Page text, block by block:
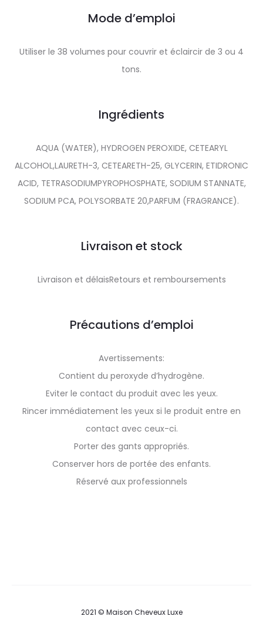
Mode d’emploi
Utiliser le 38 volumes pour couvrir et éclaircir de 3 ou 4
tons.
Ingrédients
AQUA (WATER), HYDROGEN PEROXIDE, CETEARYL
ALCOHOL,LAURETH-3, CETEARETH-25, GLYCERIN, ETIDRONIC
ACID, TETRASODIUMPYROPHOSPHATE, SODIUM STANNATE,
SODIUM PCA, POLYSORBATE 20,PARFUM (FRAGRANCE).
Livraison et stock
Livraison et délaisRetours et remboursements
Précautions d’emploi
Avertissements:
Contient du peroxyde d’hydrogène.
Eviter le contact du produit avec les yeux.
Rincer immédiatement les yeux si le produit entre en
contact avec ceux-ci.
Porter des gants appropriés.
Conserver hors de portée des enfants.
Réservé aux professionnels
2021 © Maison Cheveux Luxe